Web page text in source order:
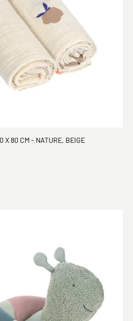
X 80 CM - NATURE, BEIGE